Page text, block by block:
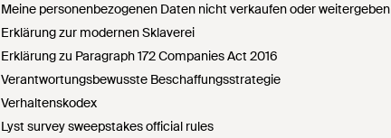
Meine personenbezogenen Daten nicht verkaufen oder weitergeben
Erklärung zur modernen Sklaverei
Erklärung zu Paragraph 172 Companies Act 2016
Verantwortungsbewusste Beschaffungsstrategie
Verhaltenskodex
Lyst survey sweepstakes official rules